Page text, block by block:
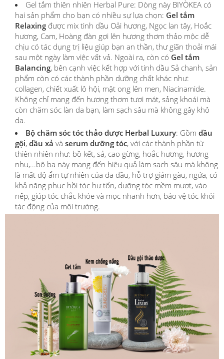
Gel tắm thiên nhiên Herbal Pure: Dòng này BIYÒKEA có
hai sản phẩm cho bạn có nhiều sự lựa chọn: Gel tắm
Relaxing được mix tinh dầu Oải hương, Ngọc lan tây, Hoắc
hương, Cam, Hoàng đàn gợi lên hương thơm thảo mộc dễ
chịu có tác dụng trị liệu giúp bạn an thần, thư giãn thoải mái
sau một ngày làm việc vất vả. Ngoài ra, còn có Gel tắm
Balancing, bên cạnh việc kết hợp với tinh dầu Sả chanh, sản
phẩm còn có các thành phần dưỡng chất khác như:
collagen, chiết xuất lô hội, mật ong lên men, Niacinamide.
Không chỉ mang đến hương thơm tươi mát, sảng khoái mà
còn chăm sóc làn da bạn, làm sạch sâu mà không gây khô
da.
Bộ chăm sóc tóc thảo dược Herbal Luxury: Gồm dầu
gội, dầu xả và serum dưỡng tóc, với các thành phần từ
thiên nhiên như: bồ kết, sả, cao gừng, hoắc hương, hương
nhu,...bộ ba này mang đến hiệu quả làm sạch sâu mà không
là mất độ ẩm tự nhiên của da dầu, hỗ trợ giảm gàu, ngứa, có
khả năng phục hồi tóc hư tổn, dưỡng tóc mềm mượt, vào
nếp, giúp tóc chắc khỏe và mọc nhanh hơn, bảo vệ tóc khỏi
tác động của môi trường.